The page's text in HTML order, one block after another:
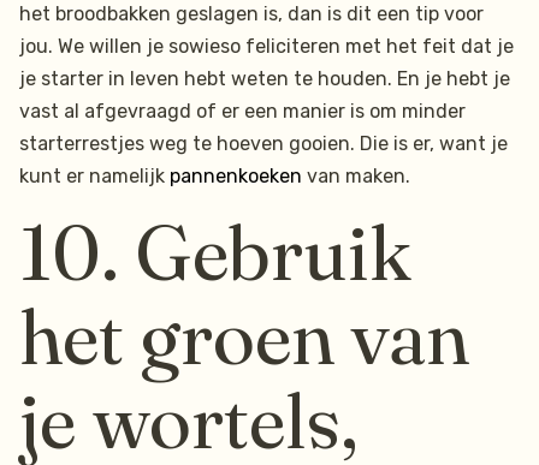
het broodbakken geslagen is, dan is dit een tip voor
jou. We willen je sowieso feliciteren met het feit dat je
je starter in leven hebt weten te houden. En je hebt je
vast al afgevraagd of er een manier is om minder
starterrestjes weg te hoeven gooien. Die is er, want je
kunt er namelijk pannenkoeken van maken.
10. Gebruik
het groen van
je wortels,